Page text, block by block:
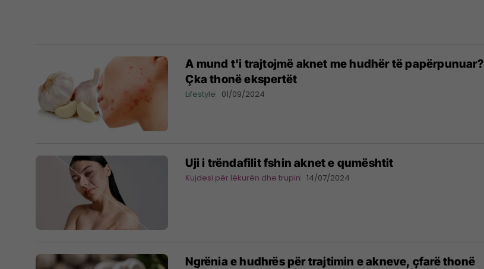
A mund t'i trajtojmë aknet me hudhër të papërpunuar?
Çka thonë ekspertët
Lifestyle 01/09/2024
Uji i trëndafilit fshin aknet e qumështit
Kujdesi për lëkurën dhe trupin 14/07/2024
Ngrënia e hudhrës për trajtimin e akneve, çfarë thonë